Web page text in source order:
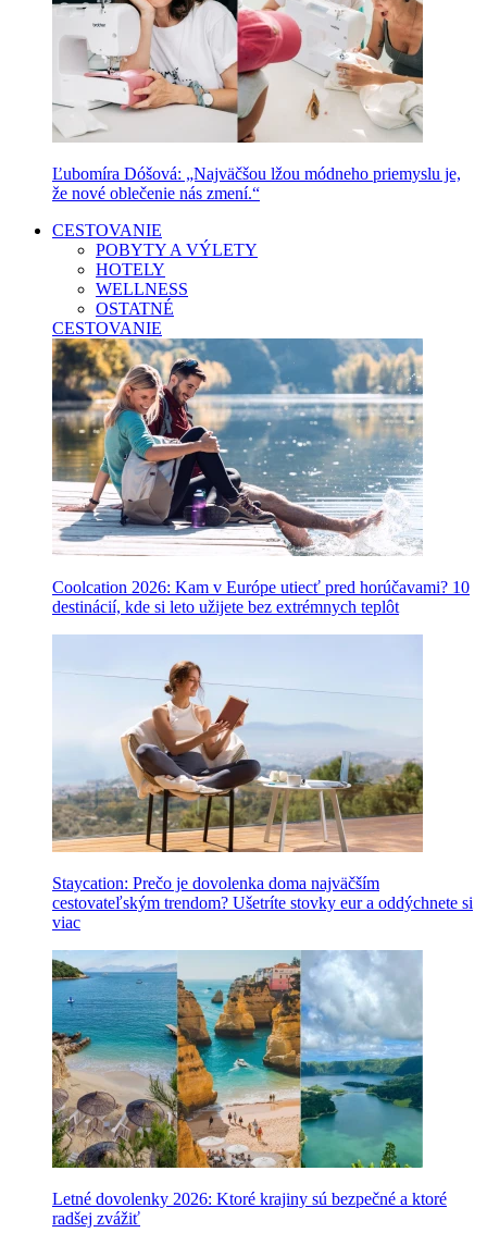
Ľubomíra Dóšová: „Najväčšou lžou módneho priemyslu je,
že nové oblečenie nás zmení.“
CESTOVANIE
POBYTY A VÝLETY
HOTELY
WELLNESS
OSTATNÉ
CESTOVANIE
Coolcation 2026: Kam v Európe utiecť pred horúčavami? 10
destinácií, kde si leto užijete bez extrémnych teplôt
Staycation: Prečo je dovolenka doma najväčším
cestovateľským trendom? Ušetríte stovky eur a oddýchnete si
viac
Letné dovolenky 2026: Ktoré krajiny sú bezpečné a ktoré
radšej zvážiť